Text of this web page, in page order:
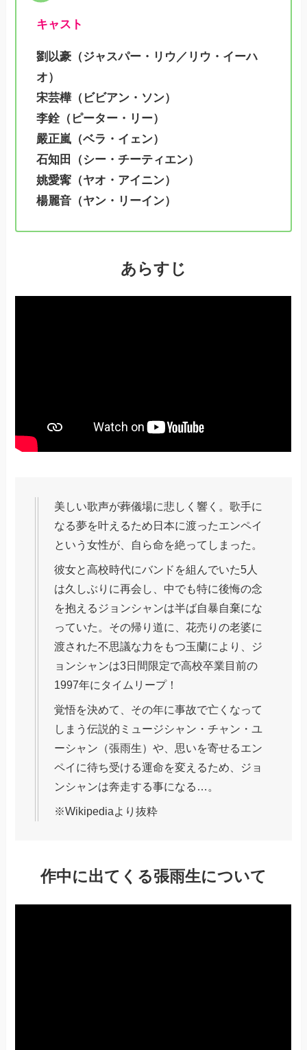
キャスト
劉以豪（ジャスパー・リウ／リウ・イーハ
オ）
宋芸樺（ビビアン・ソン）
李銓（ピーター・リー）
嚴正嵐（ベラ・イェン）
石知田（シー・チーティエン）
姚愛寗（ヤオ・アイニン）
楊麗音（ヤン・リーイン）
あらすじ
美しい歌声が葬儀場に悲しく響く。歌手に
なる夢を叶えるため日本に渡ったエンペイ
という女性が、自ら命を絶ってしまった。
彼女と高校時代にバンドを組んでいた5人
は久しぶりに再会し、中でも特に後悔の念
を抱えるジョンシャンは半ば自暴自棄にな
っていた。その帰り道に、花売りの老婆に
渡された不思議な力をもつ玉蘭により、ジ
ョンシャンは3日間限定で高校卒業目前の
1997年にタイムリープ！
覚悟を決めて、その年に事故で亡くなって
しまう伝説的ミュージシャン・チャン・ユ
ーシャン（張雨生）や、思いを寄せるエン
ペイに待ち受ける運命を変えるため、ジョ
ンシャンは奔走する事になる…。
※Wikipediaより抜粋
作中に出てくる張雨生について